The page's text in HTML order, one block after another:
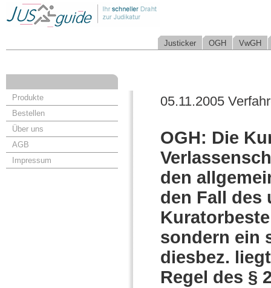
Justicker OGH VwGH
Produkte
Bestellen
Über uns
AGB
Impressum
05.11.2005
OGH: Die
den
den Fall des
sondern ein
diesbez.
Regel des §